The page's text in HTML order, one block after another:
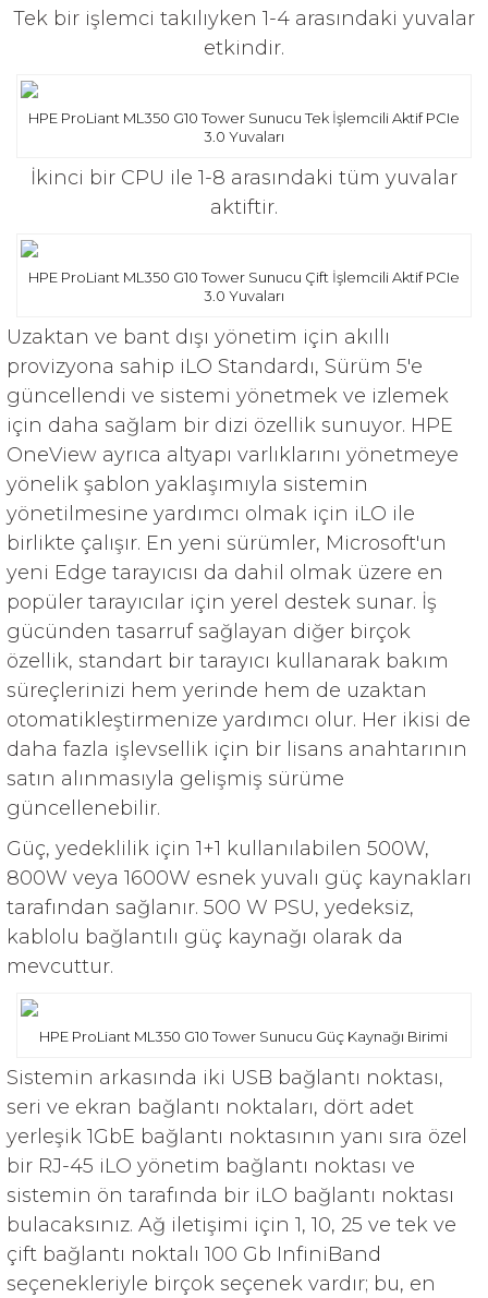
Tek bir işlemci takılıyken 1-4 arasındaki yuvalar
etkindir.
HPE ProLiant ML350 G10 Tower Sunucu Tek İşlemcili Aktif PCIe
3.0 Yuvaları
İkinci bir CPU ile 1-8 arasındaki tüm yuvalar
aktiftir.
HPE ProLiant ML350 G10 Tower Sunucu Çift İşlemcili Aktif PCIe
3.0 Yuvaları
Uzaktan ve bant dışı yönetim için akıllı
provizyona sahip iLO Standardı, Sürüm 5'e
güncellendi ve sistemi yönetmek ve izlemek
için daha sağlam bir dizi özellik sunuyor. HPE
OneView ayrıca altyapı varlıklarını yönetmeye
yönelik şablon yaklaşımıyla sistemin
yönetilmesine yardımcı olmak için iLO ile
birlikte çalışır. En yeni sürümler, Microsoft'un
yeni Edge tarayıcısı da dahil olmak üzere en
popüler tarayıcılar için yerel destek sunar. İş
gücünden tasarruf sağlayan diğer birçok
özellik, standart bir tarayıcı kullanarak bakım
süreçlerinizi hem yerinde hem de uzaktan
otomatikleştirmenize yardımcı olur. Her ikisi de
daha fazla işlevsellik için bir lisans anahtarının
satın alınmasıyla gelişmiş sürüme
güncellenebilir.
Güç, yedeklilik için 1+1 kullanılabilen 500W,
800W veya 1600W esnek yuvalı güç kaynakları
tarafından sağlanır. 500 W PSU, yedeksiz,
kablolu bağlantılı güç kaynağı olarak da
mevcuttur.
HPE ProLiant ML350 G10 Tower Sunucu Güç Kaynağı Birimi
Sistemin arkasında iki USB bağlantı noktası,
seri ve ekran bağlantı noktaları, dört adet
yerleşik 1GbE bağlantı noktasının yanı sıra özel
bir RJ-45 iLO yönetim bağlantı noktası ve
sistemin ön tarafında bir iLO bağlantı noktası
bulacaksınız. Ağ iletişimi için 1, 10, 25 ve tek ve
çift bağlantı noktalı 100 Gb InfiniBand
seçenekleriyle birçok seçenek vardır; bu, en